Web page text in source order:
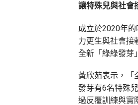
讓特殊兒與社會
成立於2020年
力更生與社會接
全新「綠綠發芽
黃欣茹表示，「
發芽有6名特殊
過反覆訓練與實